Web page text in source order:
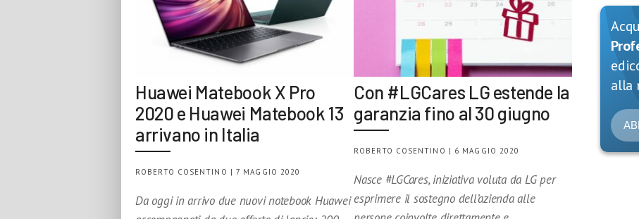
Huawei Matebook X Pro
2020 e Huawei Matebook 13
arrivano in Italia
ROBERTO COSENTINO | 7 MAGGIO 2020
Da oggi in arrivo due nuovi notebook Huawei
Con #LGCares LG estende la
garanzia fino al 30 giugno
ROBERTO COSENTINO | 6 MAGGIO 2020
Nasce #LGCares, iniziativa voluta da LG per
esprimere il sostegno dell’azienda alle
alla